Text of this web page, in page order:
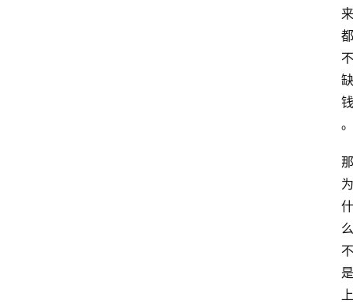
来
都
不
缺
钱
。
那
为
什
么
不
是
上